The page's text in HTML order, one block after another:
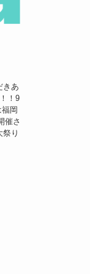
きあ
！9
岡
催さ
り